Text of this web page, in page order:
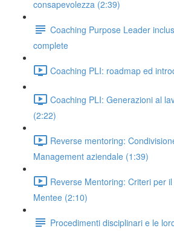
consapevolezza (2:39)
Coaching Purpose Leader
complete
Coaching PLI: roadmap ed
Coaching PLI: Generazioni al
(2:22)
Reverse mentoring:
Management aziendale (1:39)
Reverse Mentoring: Criteri per
Mentee (2:10)
Procedimenti disciplinari e le